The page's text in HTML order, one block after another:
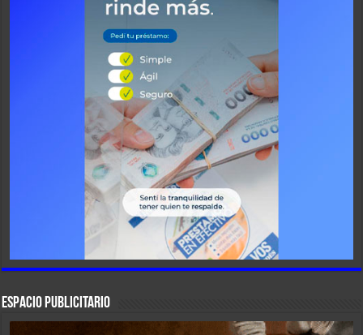
ESPACIO PUBLICITARIO